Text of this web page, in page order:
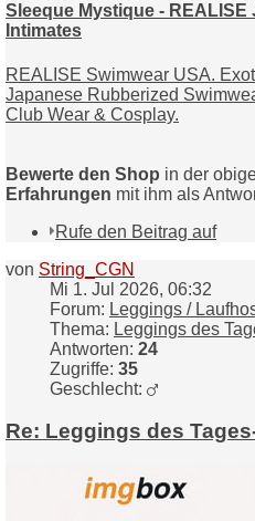
Sleeque Mystique - REALISE
Intimates
REALISE Swimwear USA.
Japanese Rubberized
Club Wear & Cosplay.
Bewerte den Shop in der
Erfahrungen mit ihm als
Rufe den Beitrag auf
von String_CGN
Mi 1. Jul 2026, 06:32
Forum: Leggings /
Thema: Leggings des
Antworten: 24
Zugriffe: 35
Geschlecht:
Re: Leggings des